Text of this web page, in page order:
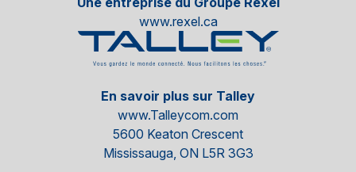
www.rexel.ca
En savoir plus sur Talley
www.Talleycom.com
5600 Keaton Crescent
Mississauga, ON L5R 3G3